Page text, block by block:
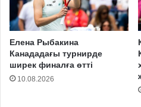
Елена Рыбакина
Канададағы турнирде
ширек финалға өтті
10.08.2026